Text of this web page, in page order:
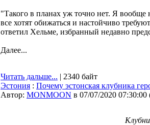
"Такого в планах уж точно нет. Я
все хотят обижаться и настойчиво
ответил Хельме, избранный недавно
Далее...
Читать дальше... | 2340 байт
Эстония : Почему эстонская клубника
Автор: MONMOON в 07/07/2020 07:30:00